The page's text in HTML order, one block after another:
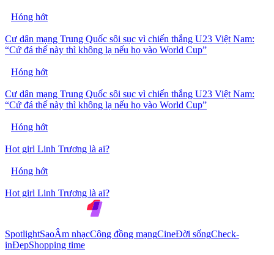
Hóng hớt
Cư dân mạng Trung Quốc sôi sục vì chiến thắng U23 Việt Nam:
“Cứ đá thế này thì không lạ nếu họ vào World Cup”
Hóng hớt
Cư dân mạng Trung Quốc sôi sục vì chiến thắng U23 Việt Nam:
“Cứ đá thế này thì không lạ nếu họ vào World Cup”
Hóng hớt
Hot girl Linh Trương là ai?
Hóng hớt
Hot girl Linh Trương là ai?
SpotlightSaoÂm nhạcCộng đồng mạngCineĐời sốngCheck-
inĐẹpShopping time